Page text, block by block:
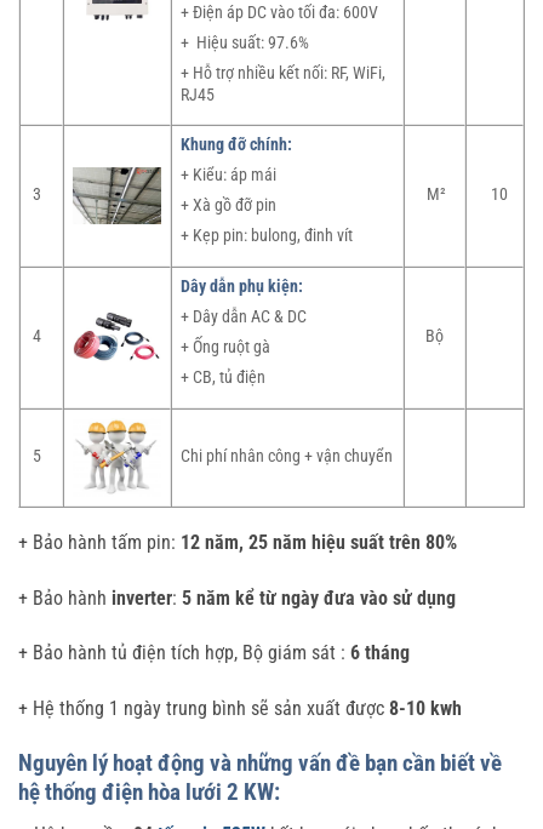
+ Điện áp DC vào tối đa: 600V
+ Hiệu suất: 97.6%
+ Hỗ trợ nhiều kết nối: RF, WiFi,
RJ45
3
Khung đỡ chính:
+ Kiểu: áp mái
+ Xà gồ đỡ pin
+ Kẹp pin: bulong, đinh vít
M² 10
4
Dây dẫn phụ kiện:
+ Dây dẫn AC & DC
+ Ống ruột gà
+ CB, tủ điện
Bộ
5 Chi phí nhân công + vận chuyển
+ Bảo hành tấm pin: 12 năm, 25 năm hiệu suất trên 80%
+ Bảo hành inverter: 5 năm kể từ ngày đưa vào sử dụng
+ Bảo hành tủ điện tích hợp, Bộ giám sát : 6 tháng
+ Hệ thống 1 ngày trung bình sẽ sản xuất được 8-10 kwh
Nguyên lý hoạt động và những vấn đề bạn cần biết về
hệ thống điện hòa lưới 2 KW: